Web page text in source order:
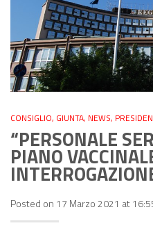
CONSIGLIO, GIUNTA, NEWS,
“PERSONALE
PIANO
Posted on 17 Marzo 2021 at